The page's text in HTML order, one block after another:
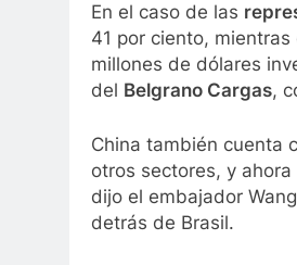
En el caso de las
41 por ciento,
millones de dólares
del Belgrano Cargas,
China también cuenta
otros sectores, y
dijo el embajador
detrás de Brasil.